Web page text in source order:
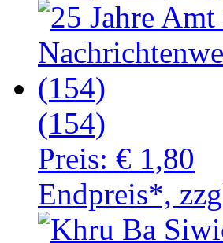
(154)
Preis: € 1,80
Endpreis*,